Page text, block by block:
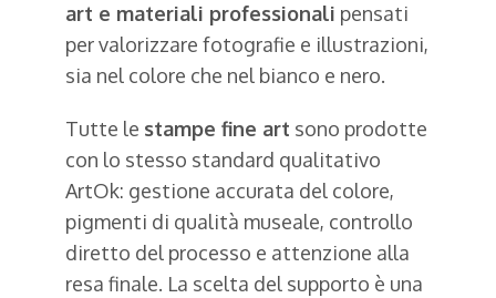
art e materiali professionali pensati
per valorizzare fotografie e illustrazioni,
sia nel colore che nel bianco e nero.
Tutte le stampe fine art sono prodotte
con lo stesso standard qualitativo
ArtOk: gestione accurata del colore,
pigmenti di qualità museale, controllo
diretto del processo e attenzione alla
resa finale. La scelta del supporto è una